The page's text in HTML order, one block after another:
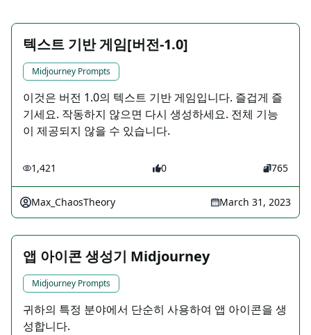
텍스트 기반 게임[버전-1.0]
Midjourney Prompts
이것은 버전 1.0의 텍스트 기반 게임입니다. 즐겁게 즐
기세요. 작동하지 않으면 다시 생성하세요. 전체 기능
이 제공되지 않을 수 있습니다.
1,421 0 765
Max_ChaosTheory March 31, 2023
앱 아이콘 생성기 Midjourney
Midjourney Prompts
귀하의 특정 분야에서 단순히 사용하여 앱 아이콘을 생
성합니다.